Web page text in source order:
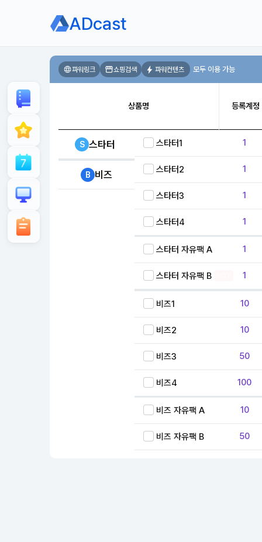
ADcast
파워링크 쇼핑검색 파워컨텐츠 모두 이용 가능
상품명 등록계정
S 스타터
B 비즈
스타터1 1
스타터2 1
스타터3 1
스타터4 1
스타터 자유팩 A 1
스타터 자유팩 B 1
비즈1 10
비즈2 10
비즈3 50
비즈4 100
비즈 자유팩 A 10
비즈 자유팩 B 50